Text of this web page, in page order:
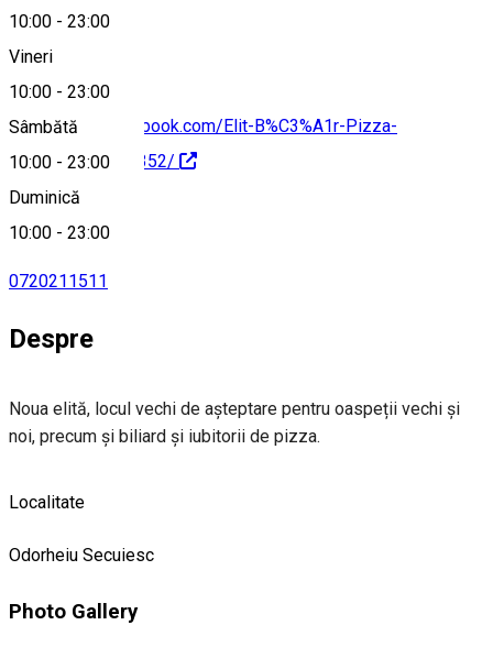
10:00 - 23:00
Vineri
10:00 - 23:00
Sâmbătă
10:00 - 23:00
Duminică
10:00 - 23:00
https://www.facebook.com/Elit-B%C3%A1r-Pizza-
1473030272963352/
0720211511
Despre
Noua elită, locul vechi de așteptare pentru oaspeții vechi și
noi, precum și biliard și iubitorii de pizza.
Localitate
Odorheiu Secuiesc
Photo Gallery